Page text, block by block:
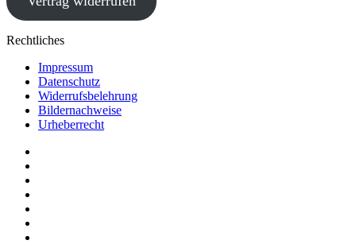
Rechtliches
Impressum
Datenschutz
Widerrufsbelehrung
Bildernachweise
Urheberrecht